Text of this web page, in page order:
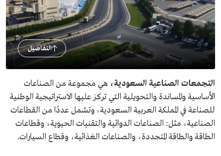
التفاصيل
التجمعات الصناعية السعودية، هي مجموعة من الصناعات
الأساسية والمساندة والتحويلية التي تركز عليها الاستراتيجية الوطنية
للصناعة في المملكة العربية السعودية، وتشمل عددًا من القطاعات
الصناعية، مثل: الصناعات الدوائية والتقنيات الحيوية، وقطاعات
الطاقة والطاقة المتجددة، والصناعات الغذائية، وقطاع السيارات.